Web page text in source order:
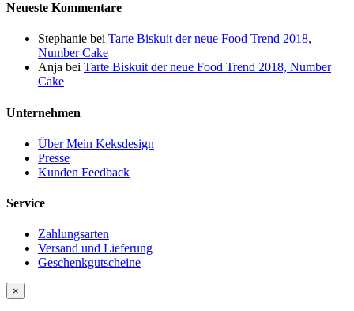
Neueste Kommentare
Stephanie bei Tarte Biskuit der neue Food Trend 2018,
Number Cake
Anja bei Tarte Biskuit der neue Food Trend 2018, Number
Cake
Unternehmen
Über Mein Keksdesign
Presse
Kunden Feedback
Service
Zahlungsarten
Versand und Lieferung
Geschenkgutscheine
×